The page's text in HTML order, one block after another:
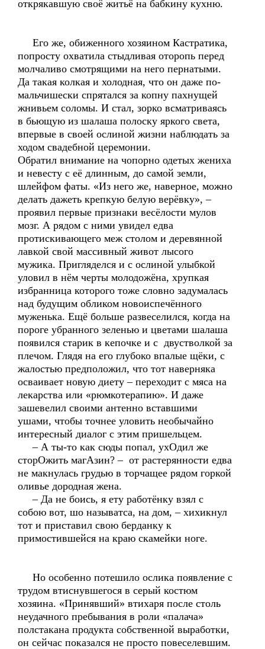
открякавшую своё житьё на бабкину кухню.
Его же, обиженного хозяином Кастратика,
попросту охватила стыдливая оторопь перед
молчаливо смотрящими на него пернатыми.
Да такая колкая и холодная, что он даже по-
мальчишески спрятался за копну пахнущей
жнивьем соломы. И стал, зорко всматриваясь
в бьющую из шалаша полоску яркого света,
впервые в своей ослиной жизни наблюдать за
ходом свадебной церемонии.
Обратил внимание на чопорно одетых жениха
и невесту с её длинным, до самой земли,
шлейфом фаты. «Из него же, наверное, можно
делать дажеть крепкую белую верёвку», –
проявил первые признаки весёлости мулов
мозг. А рядом с ними увидел едва
протискивающего меж столом и деревянной
лавкой свой массивный живот лысого
мужика. Пригляделся и с ослиной улыбкой
уловил в нём черты молодожёна, хрупкая
избранница которого тоже словно задумалась
над будущим обликом новоиспечённого
муженька. Ещё больше развеселился, когда на
пороге убранного зеленью и цветами шалаша
появился старик в кепочке и с двустволкой за
плечом. Глядя на его глубоко впалые щёки, с
жалостью предположил, что тот наверняка
осваивает новую диету – переходит с мяса на
лекарства или «рюмкотерапию». И даже
зашевелил своими антенно вставшими
ушами, чтобы точнее уловить необычайно
интересный диалог с этим пришельцем.
– А ты-то как сюды попал, ухОдил же
сторОжить магАзин? – от растерянности едва
не макнулась грудью в торчащее рядом горкой
оливье дородная жена.
– Да не боись, я ету работёнку взял с
собою вот, шо называтса, на дом, – хихикнул
тот и приставил свою берданку к
примостившейся на краю скамейки ноге.
Но особенно потешило ослика появление с
трудом втиснувшегося в серый костюм
хозяина. «Принявший» втихаря после столь
неудачного пребывания в роли «палача»
полстакана продукта собственной выработки,
он сейчас показался не просто повеселевшим.